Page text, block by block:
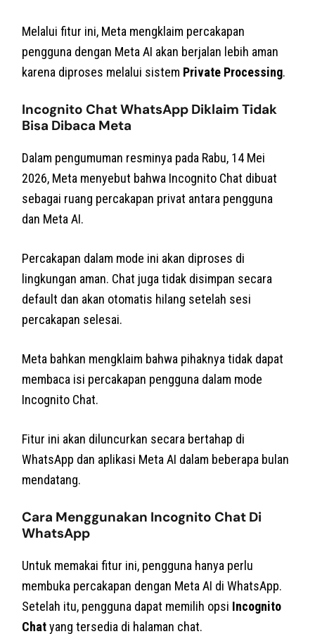
Melalui fitur ini, Meta mengklaim percakapan
pengguna dengan Meta AI akan berjalan lebih aman
karena diproses melalui sistem Private Processing.
Incognito Chat WhatsApp Diklaim Tidak
Bisa Dibaca Meta
Dalam pengumuman resminya pada Rabu, 14 Mei
2026, Meta menyebut bahwa Incognito Chat dibuat
sebagai ruang percakapan privat antara pengguna
dan Meta AI.
Percakapan dalam mode ini akan diproses di
lingkungan aman. Chat juga tidak disimpan secara
default dan akan otomatis hilang setelah sesi
percakapan selesai.
Meta bahkan mengklaim bahwa pihaknya tidak dapat
membaca isi percakapan pengguna dalam mode
Incognito Chat.
Fitur ini akan diluncurkan secara bertahap di
WhatsApp dan aplikasi Meta AI dalam beberapa bulan
mendatang.
Cara Menggunakan Incognito Chat Di
WhatsApp
Untuk memakai fitur ini, pengguna hanya perlu
membuka percakapan dengan Meta AI di WhatsApp.
Setelah itu, pengguna dapat memilih opsi Incognito
Chatyang tersedia di halaman chat.